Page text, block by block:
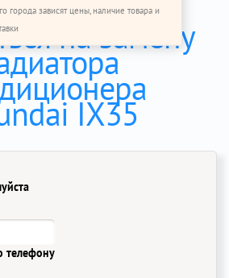
города зависят цены, наличие товара и
на замену
IX35
телефону